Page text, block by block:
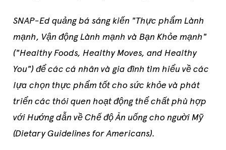
SNAP-Ed quảng bá sáng kiến "Thực phẩm Lành
mạnh, Vận động Lành mạnh và Bạn Khỏe mạnh"
("Healthy Foods, Healthy Moves, and Healthy
You") để các cá nhân và gia đình tìm hiểu về các
lựa chọn thực phẩm tốtcho sức khỏe và phát
triển các thói quen hoạt động thể chất phù hợp
với Hướng dẫn vềChế độ Ăn uống cho người Mỹ
(Dietary Guidelines for Americans).